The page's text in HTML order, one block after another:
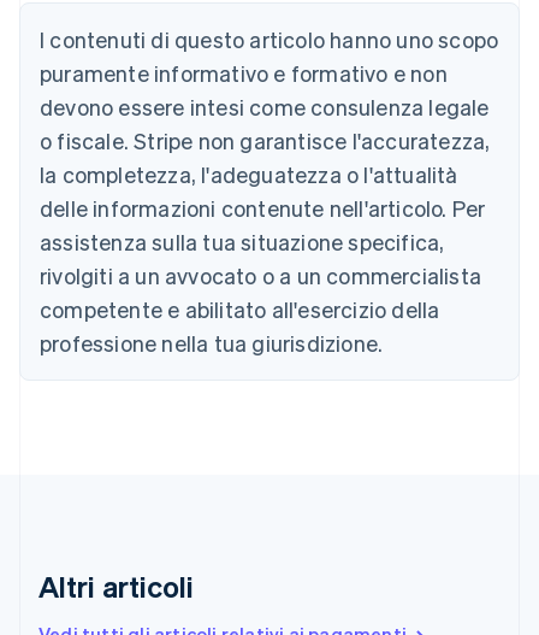
I contenuti di questo articolo hanno uno scopo
puramente informativo e formativo e non
devono essere intesi come consulenza legale
o fiscale. Stripe non garantisce l'accuratezza,
la completezza, l'adeguatezza o l'attualità
delle informazioni contenute nell'articolo. Per
assistenza sulla tua situazione specifica,
rivolgiti a un avvocato o a un commercialista
competente e abilitato all'esercizio della
professione nella tua giurisdizione.
Altri articoli
English
Austria
Deutsch English
Belgio
NederlandsFrançaisDeutschEnglish
PortuguêsEnglish
Bulgaria
English
Canada
English Français
Cina continentale
Cipro
English
EnglishSvenska